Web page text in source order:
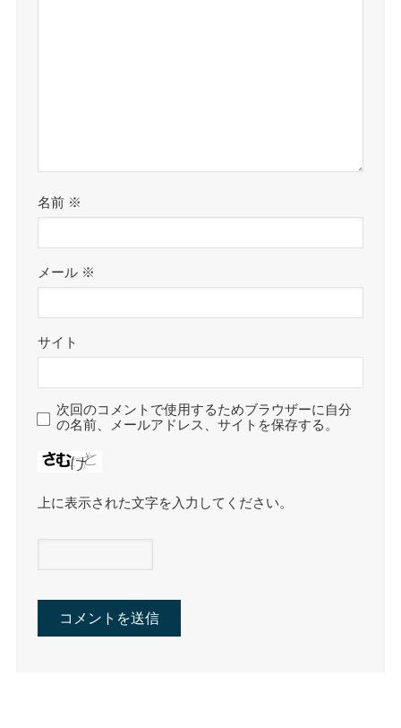
名前 ※
メール ※
サイト
次回のコメントで使用するためブラウザーに自分
の名前、メールアドレス、サイトを保存する。
上に表示された文字を入力してください。